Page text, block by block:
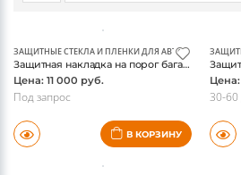
ЗАЩИТНЫЕ СТЕКЛА И ПЛЕНКИ ДЛЯ АВТО,ЗАЩИТЫ
Защитная накладка на порог багажника Фольксваген Гольф 7, пластик с отделкой под нержавейку
Цена: 11 000 руб.
Под запрос
В КОРЗИНУ
30-60